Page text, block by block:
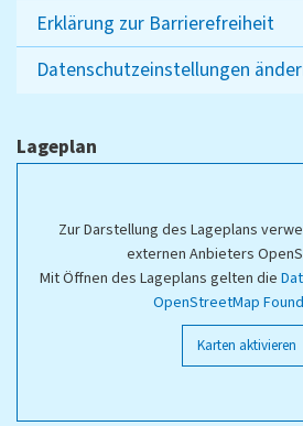
Erklärung zur Barrierefreiheit
Datenschutzeinstellungen
Lageplan
Zur Darstellung des Lageplans
externen Anbieters
Mit Öffnen des Lageplans gelten die
OpenStreetMap
Karten aktivieren